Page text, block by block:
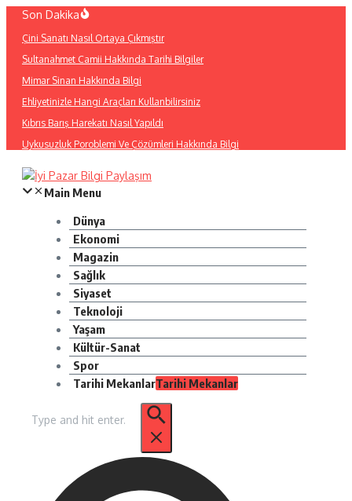
İçeriğe
Son Dakika
Çini Sanatı Nasıl Ortaya Çıkmıştır
Sultanahmet Camii Hakkında Tarihi Bilgiler
Mimar Sinan Hakkında Bilgi
Ehliyetinizle Hangi Araçları Kullanbilirsiniz
Kıbrıs Barış Harekatı Nasıl Yapıldı
Uykusuzluk Poroblemi Ve Çözümleri Hakkında Bilgi
Main Menu
Dünya
Ekonomi
Magazin
Sağlık
Siyaset
Teknoloji
Yaşam
Kültür-Sanat
Spor
Tarihi MekanlarTarihi Mekanlar